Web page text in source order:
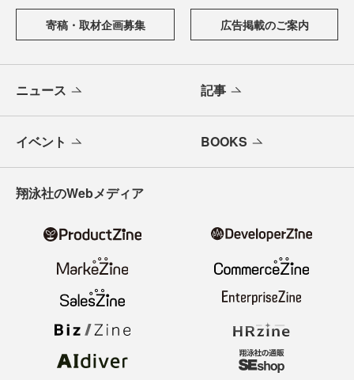
寄稿・取材企画募集 広告掲載のご案内
ニュース 記事
イベント BOOKS
翔泳社のWebメディア